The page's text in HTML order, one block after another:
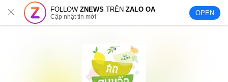
FOLLOWZNEWS TRÊNZALO OA
Cập nhật tin mới OPEN